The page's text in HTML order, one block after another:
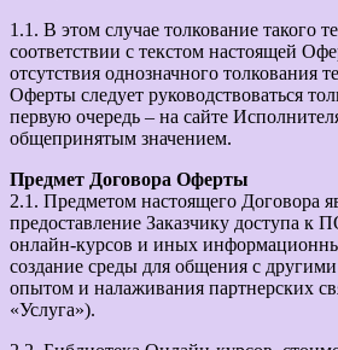
1.1. В этом случае толкование такого
соответствии с текстом настоящей
отсутствия однозначного толкования
Оферты следует руководствоваться
первую очередь – на сайте
общепринятым значением.
Предмет Договора Оферты
2.1. Предметом настоящего Договора
предоставление Заказчику доступа к
онлайн-курсов и иных
создание среды для общения с
опытом и налаживания партнерских
«Услуга»).